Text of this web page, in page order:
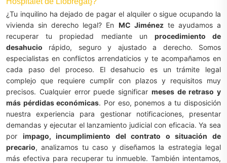
¿Tu inquilino ha dejado de pagar el alquiler o sigue ocupando la
vivienda sin derecho legal? En MC Jiménezte ayudamos a
recuperar tu propiedad mediante un procedimiento de
desahucio rápido, seguro y ajustado a derecho. Somos
especialistas en conflictos arrendaticios y te acompañamos en
cada paso del proceso. El desahucio es un trámite legal
complejo que requiere cumplir con plazos y requisitos muy
precisos. Cualquier error puede significar meses de retraso y
más pérdidas económicas. Por eso, ponemos a tu disposición
nuestra experiencia para gestionar notificaciones, presentar
demandas y ejecutar el lanzamiento judicial con eficacia. Ya sea
por impago, incumplimiento del contrato o situación de
precario, analizamos tu caso y diseñamos la estrategia legal
más efectiva para recuperar tu inmueble. También intentamos,